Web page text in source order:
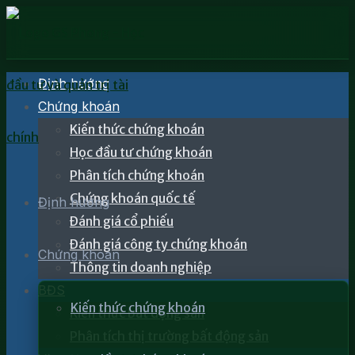
Định hướng
Chứng khoán
Kiến thức chứng khoán
Định hướng
Chứng khoán
Kiến thức chứng khoán
Học đầu tư chứng khoán
Phân tích chứng khoán
Chứng khoán quốc tế
Đánh giá cổ phiếu
Đánh giá công ty chứng khoán
Thông tin doanh nghiệp
BĐS
Kiến thức bất động sản